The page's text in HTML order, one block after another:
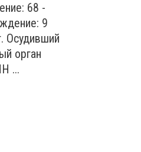
68 -
9
Осудивший
орган
...